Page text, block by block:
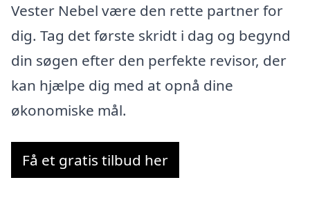
Vester Nebel være den rette partner for
dig. Tag det første skridt i dag og begynd
din søgen efter den perfekte revisor, der
kan hjælpe dig med at opnå dine
økonomiske mål.
Få et gratis tilbud her